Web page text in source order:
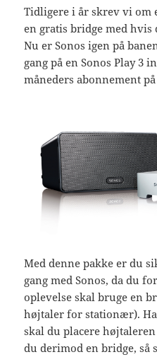
Tidligere i år skrev vi
en gratis bridge med hvis
Nu er Sonos igen på
gang på en Sonos Play 3
måneders abonnement
Med denne pakke er du
gang med Sonos, da du
oplevelse skal bruge en
højtaler for stationær).
skal du placere
du derimod en bridge, så